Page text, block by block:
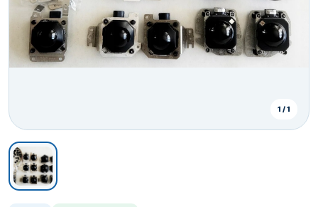
DE
Sprache wählen
Deutsch
FR
Italiano
Português
1 / 1